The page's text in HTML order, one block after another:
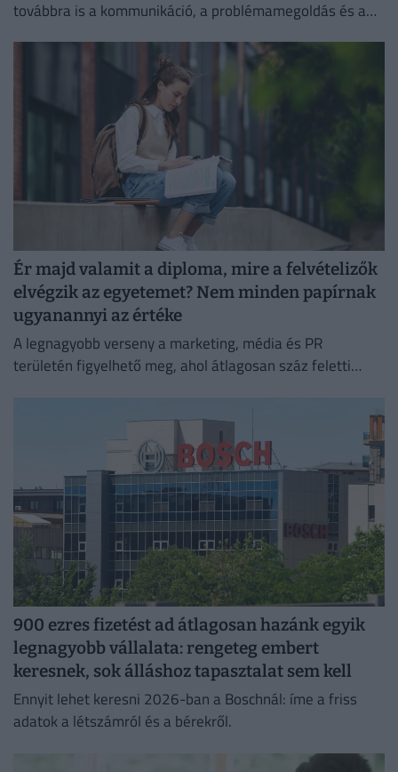
továbbra is a kommunikáció, a problémamegoldás és a
Ér majd valamit a diploma, mire a felvételizők
elvégzik az egyetemet? Nem minden papírnak
ugyanannyi az értéke
A legnagyobb verseny a marketing, média és PR
területén figyelhető meg, ahol átlagosan száz feletti
900 ezres fizetést ad átlagosan hazánk egyik
legnagyobb vállalata: rengeteg embert
keresnek, sok álláshoz tapasztalat sem kell
Ennyit lehet keresni 2026-ban a Boschnál: íme a friss
adatok a létszámról és a bérekről.